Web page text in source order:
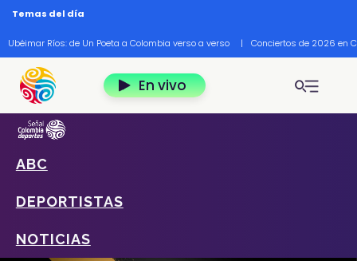
Pasar al contenido principal
Temas del día
Ubéimar Ríos: de Un Poeta a Colombia verso a verso | Conciertos de 2026 en
En vivo
ABC
DEPORTISTAS
NOTICIAS
Home